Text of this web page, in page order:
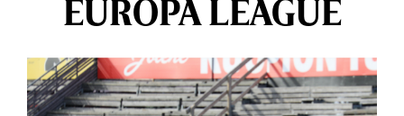
EUROPA LEAGUE